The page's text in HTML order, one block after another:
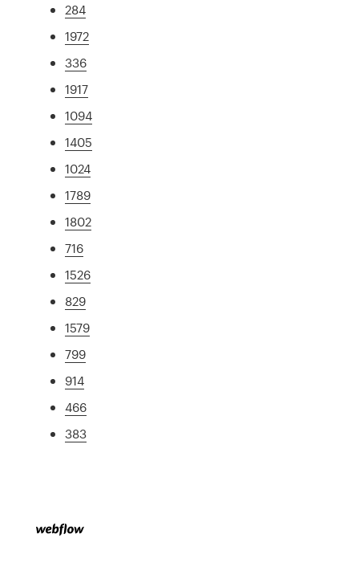
284
1972
336
1917
1094
1405
1024
1789
1802
716
1526
829
1579
799
914
466
383